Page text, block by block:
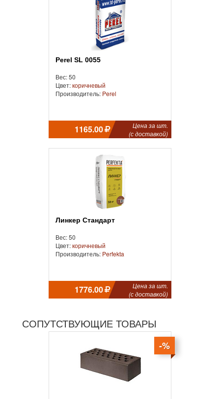
Perel SL 0055
Вес: 50
Цвет:коричневый
Производитель: Perel
1165.00
Цена за шт.
(с доставкой)
Линкер Стандарт
Вес: 50
Цвет:коричневый
Производитель: Perfekta
1776.00
Цена за шт.
(с доставкой)
СОПУТСТВУЮЩИЕ ТОВАРЫ
-%